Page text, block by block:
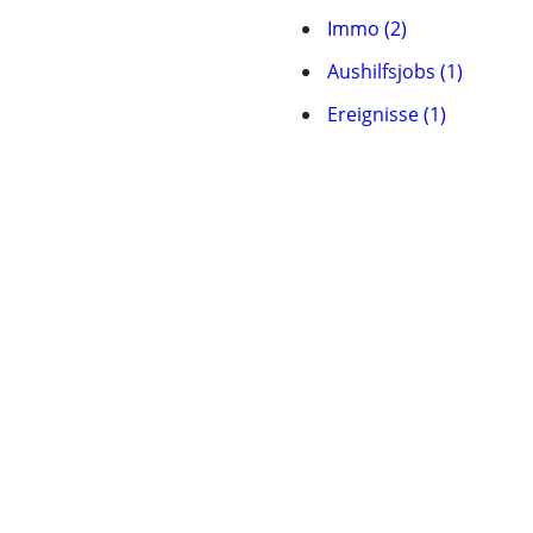
Immo (2)
Aushilfsjobs (1)
Ereignisse (1)